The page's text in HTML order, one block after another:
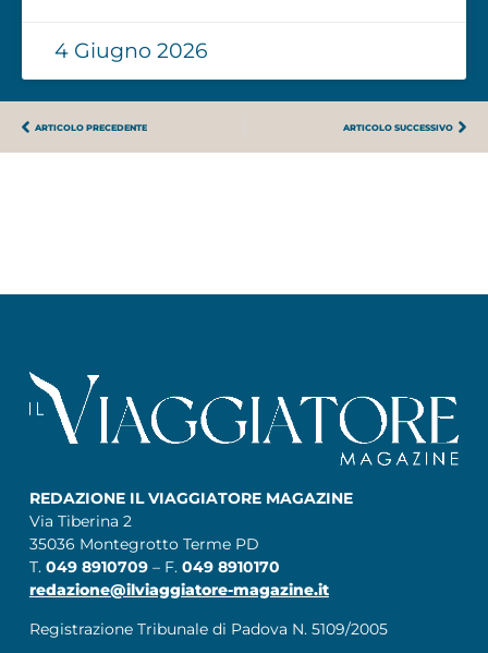
4 Giugno 2026
ARTICOLO PRECEDENTE ARTICOLO SUCCESSIVO
REDAZIONE IL VIAGGIATORE MAGAZINE
Via Tiberina 2
35036 Montegrotto Terme PD
T. 049 8910709 – F. 049 8910170
redazione@ilviaggiatore-magazine.it
Registrazione Tribunale di Padova N. 5109/2005